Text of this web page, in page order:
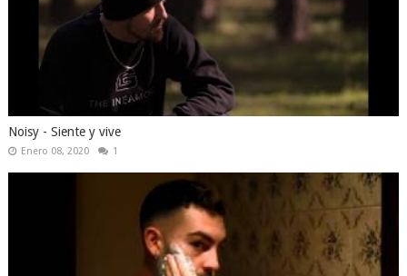
Noisy - Siente y vive
Enero 08, 2020 1